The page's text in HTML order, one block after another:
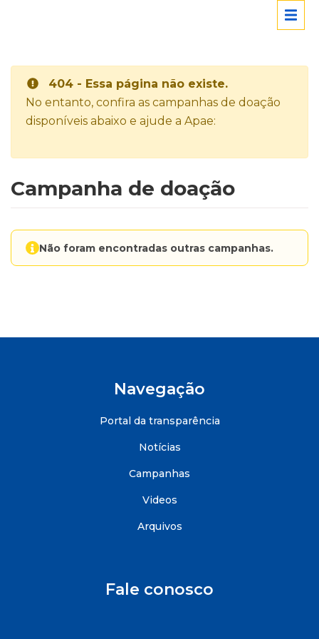
404 - Essa página não existe.
No entanto, confira as campanhas de doação
disponíveis abaixo e ajude a Apae:
Campanha de doação
Não foram encontradas outras campanhas.
Navegação
Portal da transparência
Notícias
Campanhas
Videos
Arquivos
Fale conosco